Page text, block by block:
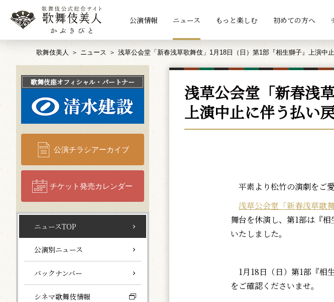
公演情報 ニュース もっと楽しむ 初めての方へ
歌舞伎美人 ニュース 浅草公会堂「新春浅草歌舞伎」1月18日（日）第1部『相生獅子』上演中
浅草公会堂「新春浅
上演中止に伴う払い
平素より松竹の演劇をご
浅草公会堂「新春浅草歌舞
舞台を休演し、第1部は『
いたしました。
1月18日（日）第1部『相
をご確認くださいませ。
歌舞伎座オフィシャル・パートナー
公演チラシアーカイブ
チケット発売カレンダー
ニュースTOP
公演別ニュース
バックナンバー
シネマ歌舞伎情報